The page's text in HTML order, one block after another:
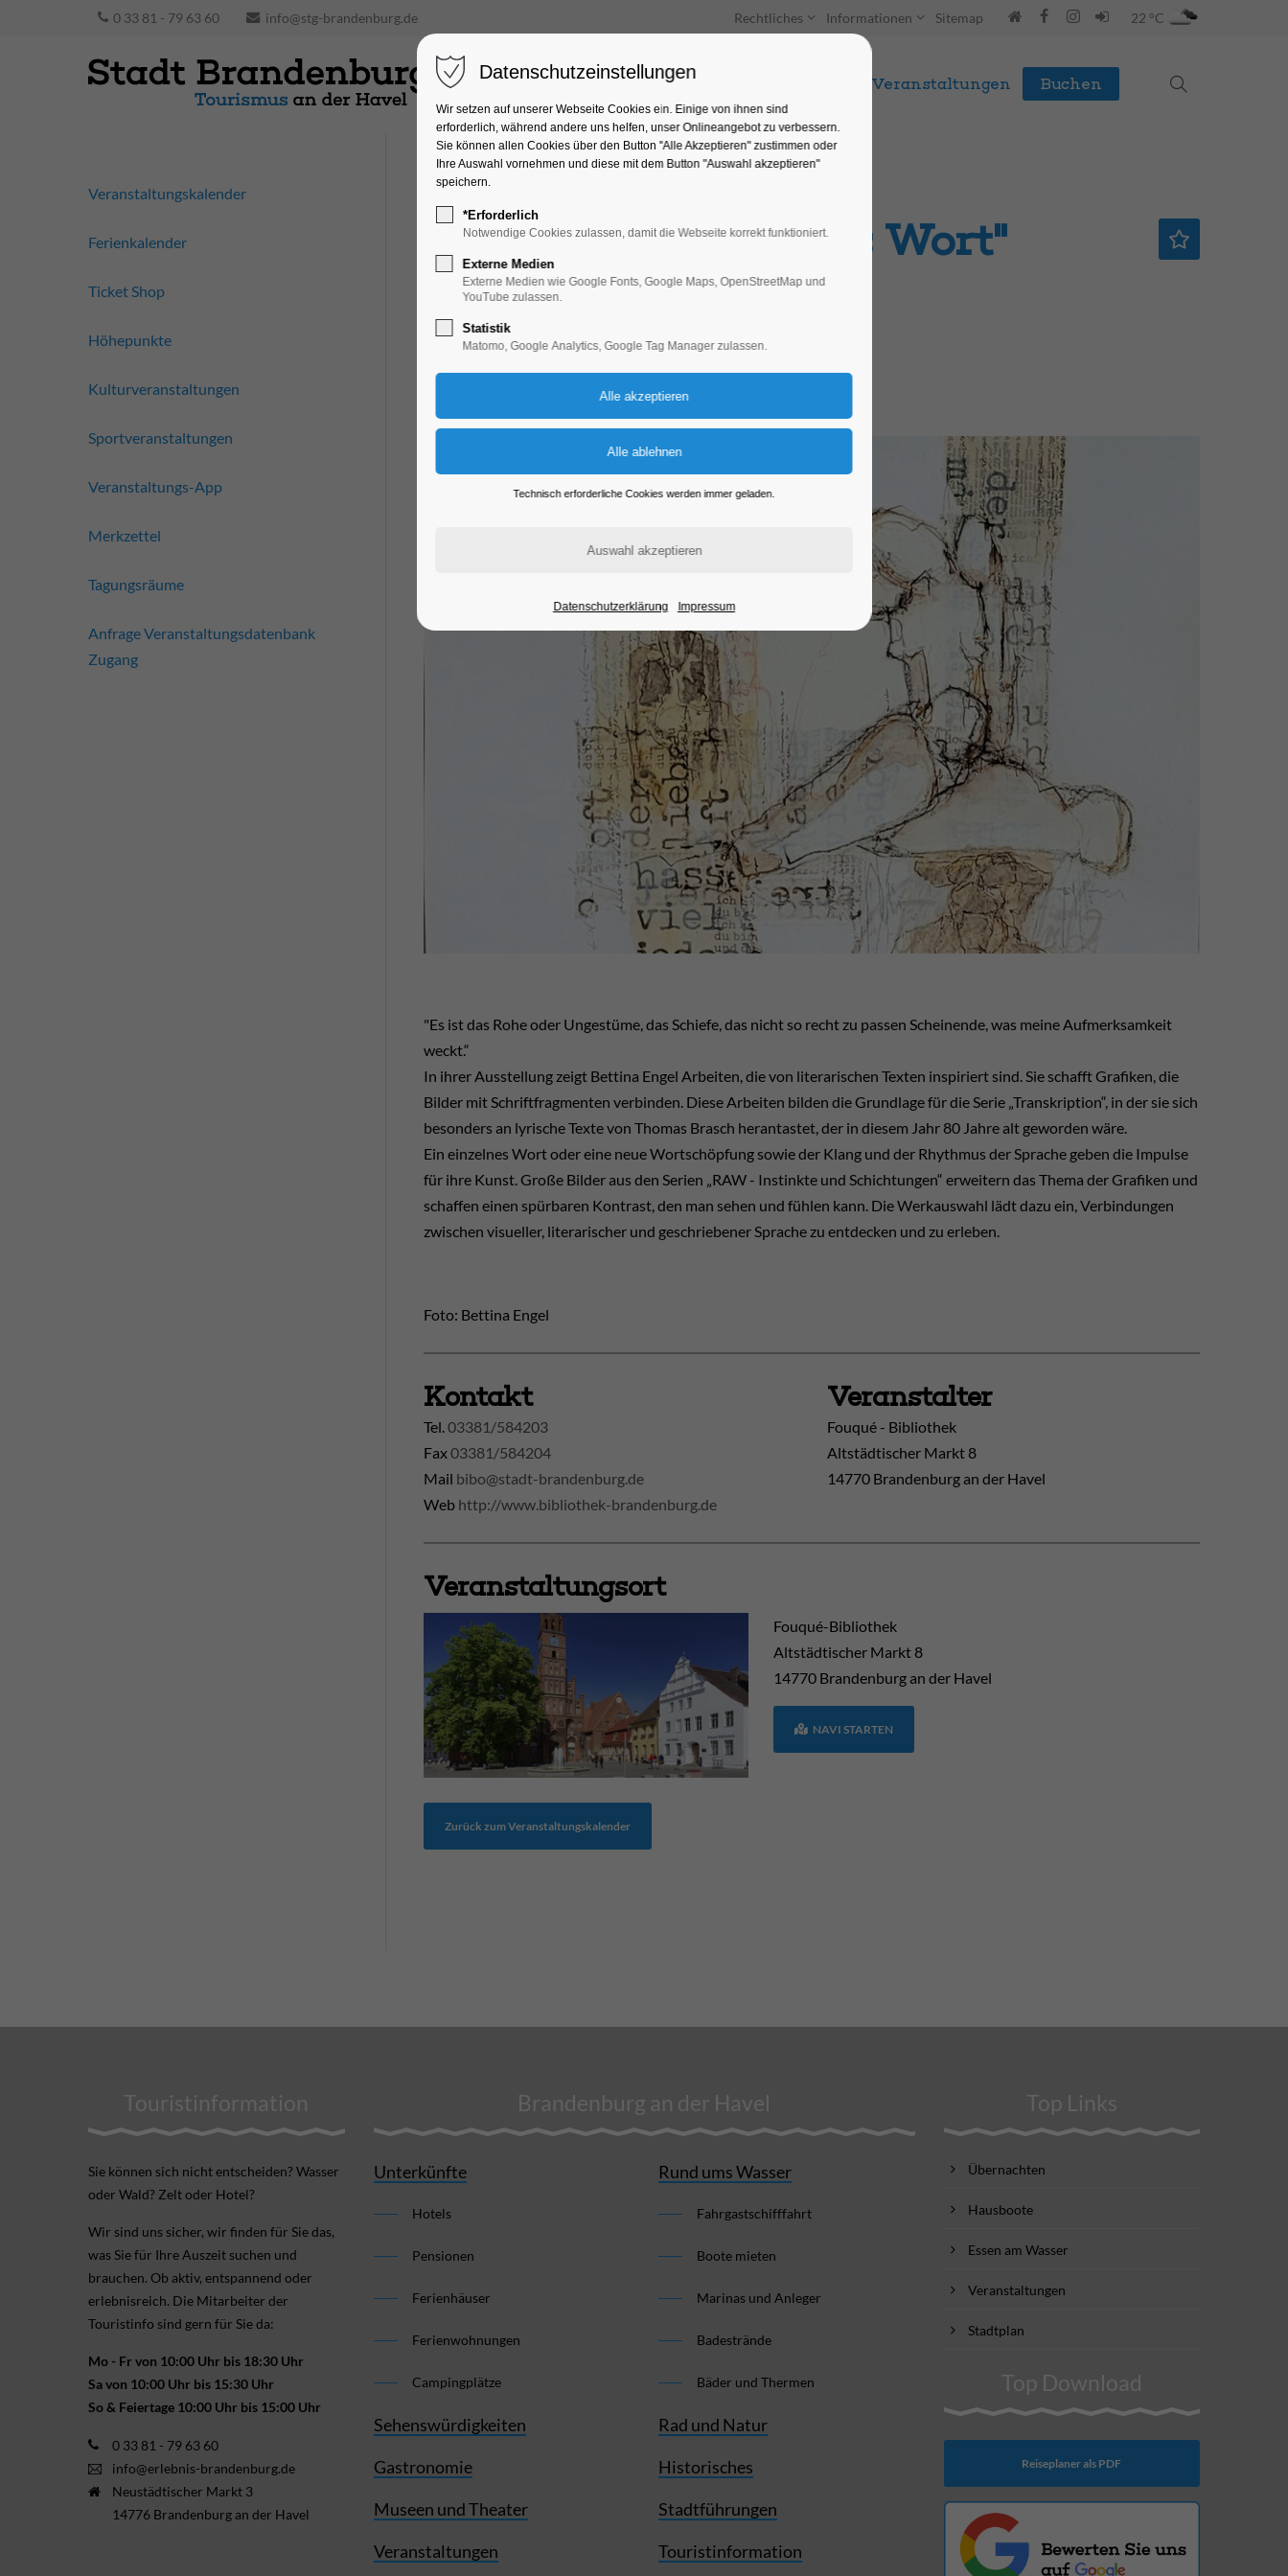
0 33 81 - 79 63 60 info@stg-brandenburg.de Rechtliches Informationen Sitemap 22 °C
Unterkünfte Entdecken & Erleben Veranstaltungen Buchen
"Im Anfang war...das Wort"
Ausstellung
15.07.2025, 10:00–18:00
"Es ist das Rohe oder Ungestüme, das Schiefe, das nicht so recht zu passen Scheinende, was meine Aufmerksamkeit
weckt.“
In ihrer Ausstellung zeigt Bettina Engel Arbeiten, die von literarischen Texten inspiriert sind. Sie schafft Grafiken, die
Bilder mit Schriftfragmenten verbinden. Diese Arbeiten bilden die Grundlage für die Serie „Transkription“, in der sie sich
besonders an lyrische Texte von Thomas Brasch herantastet, der in diesem Jahr 80 Jahre alt geworden wäre.
Ein einzelnes Wort oder eine neue Wortschöpfung sowie der Klang und der Rhythmus der Sprache geben die Impulse
für ihre Kunst. Große Bilder aus den Serien „RAW - Instinkte und Schichtungen“ erweitern das Thema der Grafiken und
schaffen einen spürbaren Kontrast, den man sehen und fühlen kann. Die Werkauswahl lädt dazu ein, Verbindungen
zwischen visueller, literarischer und geschriebener Sprache zu entdecken und zu erleben.
Foto: Bettina Engel
Kontakt
Tel. 03381/584203
Fax03381/584204
Mail bibo@stadt-brandenburg.de
Web http://www.bibliothek-brandenburg.de
Veranstalter
Fouqué - Bibliothek
Altstädtischer Markt 8
14770 Brandenburg an der Havel
Veranstaltungsort
Fouqué-Bibliothek
Altstädtischer Markt 8
14770 Brandenburg an der Havel
NAVI STARTEN
Zurück zum Veranstaltungskalender
Veranstaltungskalender
Ferienkalender
Ticket Shop
Höhepunkte
Kulturveranstaltungen
Sportveranstaltungen
Veranstaltungs-App
Merkzettel
Tagungsräume
Anfrage Veranstaltungsdatenbank
Zugang
Touristinformation
Sie können sich nicht ent­scheiden? Wasser
oder Wald? Zelt oder Hotel?
Wir sind uns sicher, wir finden für Sie das,
was Sie für Ihre Aus­zeit suchen und
brauchen. Ob aktiv, ent­spannend oder
erlebnis­reich. Die Mitarbeiter der
Touristinfo sind gern für Sie da:
Mo - Fr von 10:00 Uhr bis 18:30 Uhr
Sa von 10:00 Uhr bis 15:30 Uhr
So & Feiertage 10:00 Uhr bis 15:00 Uhr
0 33 81 - 79 63 60
info@erlebnis-brandenburg.de
Neustädtischer Markt 3
14776 Brandenburg an der Havel
Brandenburg an der Havel
Unterkünfte
Hotels
Pensionen
Ferienhäuser
Ferienwohnungen
Campingplätze
Sehenswürdigkeiten
Gastronomie
Museen und Theater
Veranstaltungen
Rund ums Wasser
Fahrgastschifffahrt
Boote mieten
Marinas und Anleger
Badestrände
Bäder und Thermen
Rad und Natur
Historisches
Stadtführungen
Touristinformation
Top Links
Übernachten
Hausboote
Essen am Wasser
Veranstaltungen
Stadtplan
Top Download
Reiseplaner als PDF
Datenschutzeinstellungen
Wir setzen auf unserer Webseite Cookies ein. Einige von ihnen sind
erforderlich, während andere uns helfen, unser Onlineangebot zu verbessern.
Sie können allen Cookies über den Button "Alle Akzeptieren" zustimmen oder
Ihre Auswahl vornehmen und diese mit dem Button "Auswahl akzeptieren"
speichern.
*Erforderlich
Notwendige Cookies zulassen, damit die Webseite korrekt funktioniert.
Externe Medien
Externe Medien wie Google Fonts, Google Maps, OpenStreetMap und
YouTube zulassen.
Statistik
Matomo, Google Analytics, Google Tag Manager zulassen.
Technisch erforderliche Cookies werden immer geladen.
Datenschutzerklärung Impressum